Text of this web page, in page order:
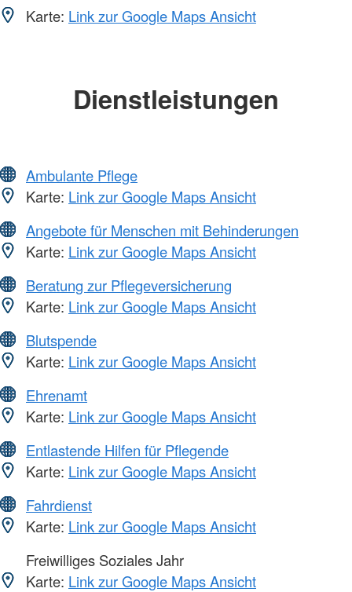
Karte: Link zur Google Maps Ansicht
Dienstleistungen
Ambulante Pflege
Karte: Link zur Google Maps Ansicht
Angebote für Menschen mit Behinderungen
Karte: Link zur Google Maps Ansicht
Beratung zur Pflegeversicherung
Karte: Link zur Google Maps Ansicht
Blutspende
Karte: Link zur Google Maps Ansicht
Ehrenamt
Karte: Link zur Google Maps Ansicht
Entlastende Hilfen für Pflegende
Karte: Link zur Google Maps Ansicht
Fahrdienst
Karte: Link zur Google Maps Ansicht
Freiwilliges Soziales Jahr
Karte: Link zur Google Maps Ansicht